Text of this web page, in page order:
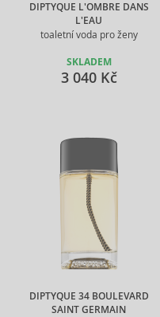
DIPTYQUE L'OMBRE DANS
L'EAU
toaletní voda pro ženy
SKLADEM
3 040 Kč
DIPTYQUE 34 BOULEVARD
SAINT GERMAIN